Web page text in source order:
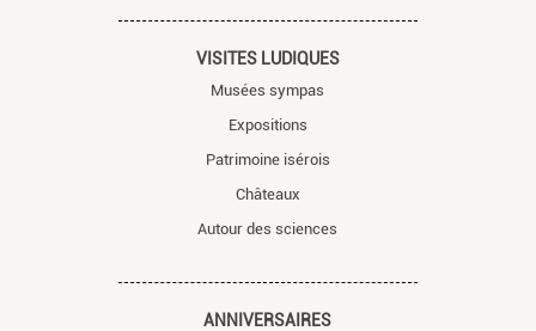
VISITES LUDIQUES
Musées sympas
Expositions
Patrimoine isérois
Châteaux
Autour des sciences
ANNIVERSAIRES